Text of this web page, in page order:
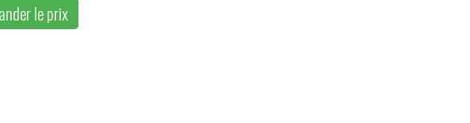
le prix